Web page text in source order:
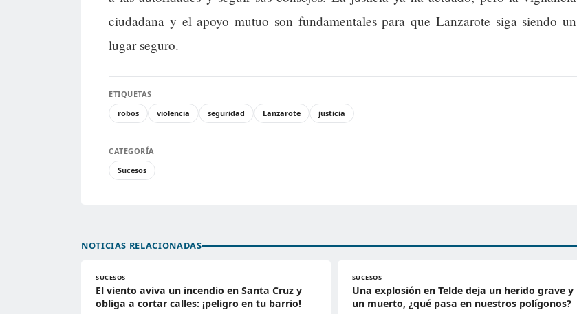
ciudadana y el apoyo mutuo son fundamentales para que Lanzarote siga siendo un
lugar seguro.
ETIQUETAS
robos
violencia seguridad Lanzarote justicia
CATEGORÍA
Sucesos
NOTICIAS RELACIONADAS
SUCESOS
El viento aviva un incendio en Santa Cruz y
obliga a cortar calles: ¡peligro en tu barrio!
SUCESOS
Una explosión en Telde deja un herido grave y
un muerto, ¿qué pasa en nuestros polígonos?